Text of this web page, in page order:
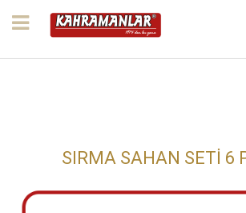
SIRMA SAHAN SETİ 6